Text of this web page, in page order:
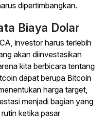
dipertimbangkan.
Biaya Dolar
investor harus terlebih
akan diinvestasikan
kita berbicara tentang
dapat berupa Bitcoin
harga target,
menjadi bagian yang
ketika pasar